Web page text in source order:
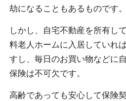
劫になることもあるものです。
しかし、自宅不動産を所有し
料老人ホームに入居していれ
すし、毎日のお買い物などに
保険は不可欠です。
高齢であっても安心して保険